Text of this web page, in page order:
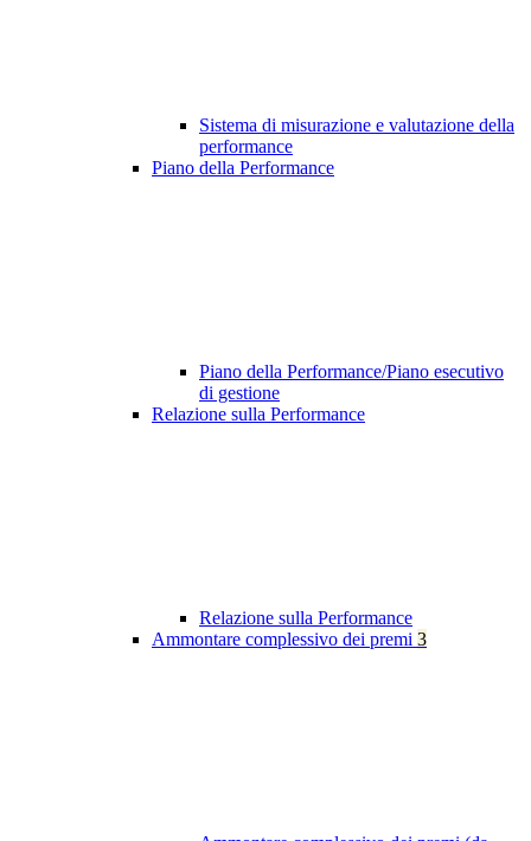
Sistema di misurazione e valutazione della
performance
Piano della Performance
Piano della Performance/Piano esecutivo
di gestione
Relazione sulla Performance
Relazione sulla Performance
Ammontare complessivo dei premi 3